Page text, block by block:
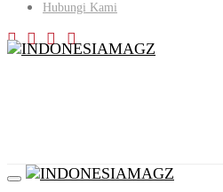
Hubungi Kami